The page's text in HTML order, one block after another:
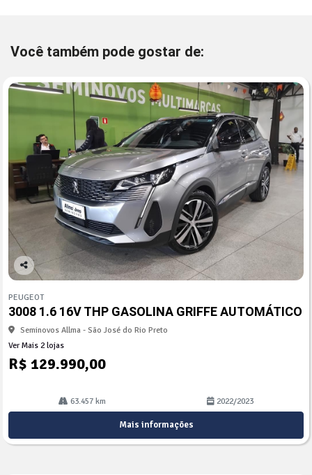
Você também pode gostar de:
Co
arti
lhe
PEUGEOT
3008 1.6 16V THP GASOLINA GRIFFE AUTOMÁTICO
Seminovos Allma - São José do Rio Preto
Ver Mais 2 lojas
R$ 129.990,00
63.457 km 2022/2023
Mais informações